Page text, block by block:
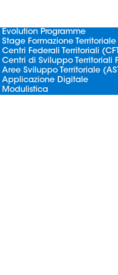
Evolution Programme
Stage Formazione Territoriale
Centri Federali Territoriali
Centri di Sviluppo Territoriali
Aree Sviluppo Territoriale
Applicazione Digitale
Modulistica